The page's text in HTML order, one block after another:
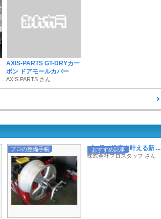
AXIS-PARTS GT-DRYカー
ボン ドアモールカバー
AXIS PARTS さん
プロの整備手帳 おすすめ記事
プロ級の洗車を叶える新 ...
株式会社プロスタッフ さん